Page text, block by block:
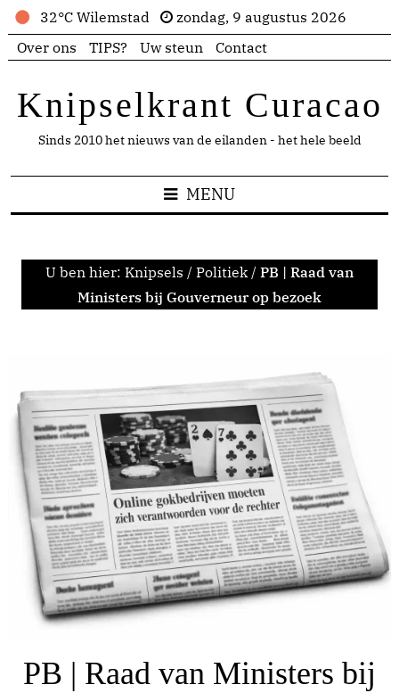
32°C Wilemstad
zondag, 9 augustus 2026
Over ons
TIPS? Uw steun Contact
Knipselkrant Curacao
Sinds 2010 het nieuws van de eilanden - het hele beeld
MENU
U ben hier: Knipsels / Politiek / PB | Raad van
Ministers bij Gouverneur op bezoek
PB | Raad van Ministers bij